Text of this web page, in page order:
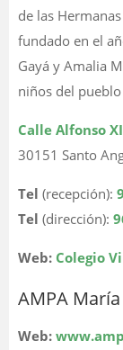
de las
fundado en el
Gayá y Amalia
niños del
Calle Alfonso
30151 Santo
Tel (recepción):
Tel (dirección):
Web: Colegio
AMPA
Web: